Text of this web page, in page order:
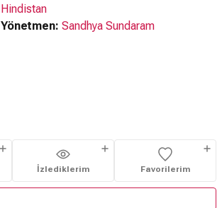
Hindistan
Yönetmen: Sandhya Sundaram
İzlediklerim Favorilerim